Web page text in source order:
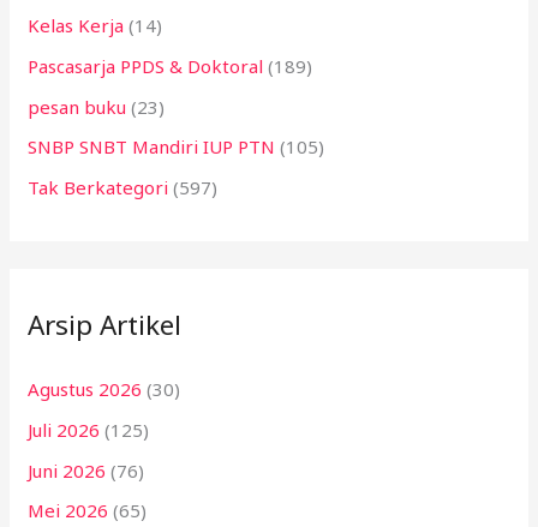
Kelas Kerja (14)
Pascasarja PPDS & Doktoral (189)
pesan buku (23)
SNBP SNBT Mandiri IUP PTN (105)
Tak Berkategori (597)
Arsip Artikel
Agustus 2026 (30)
Juli 2026 (125)
Juni 2026 (76)
Mei 2026 (65)